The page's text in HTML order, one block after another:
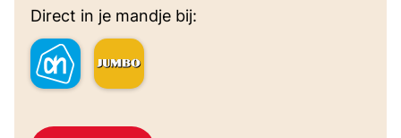
Direct in je mandje bij: